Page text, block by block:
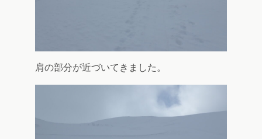
肩の部分が近づいてきました。